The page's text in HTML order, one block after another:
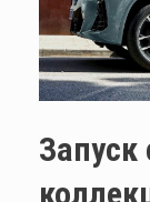
Запуск